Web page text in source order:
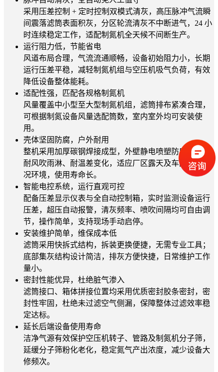
采用压差控制 + 定时控制双模式清灰，高压脉冲气流瞬
间震落滤筒表面积灰，分区轮流清灰不中断进气，24 小
时连续稳定工作，适配制氮机全天候不间断生产。
运行阻力低，节能省电
风道布局合理，气流流通顺畅，设备初始阻力小，长期
运行压差平稳，减轻制氮机组与空压机吸气负荷，有效
降低设备整体能耗。
适配性强，匹配各规格制氮机
风量覆盖中小型至大型制氮机组，滤筒排布紧凑合理，
可根据制氮设备风量选配筒数，室内室外均可安装使
用。
壳体坚固防腐，户外耐用
整机采用加厚碳钢焊接成型，外壁静电喷塑防腐防锈，
耐风吹雨淋、耐温差变化，适应厂区露天及车间恶劣工
况环境，使用寿命长。
智能电控系统，运行直观可控
配备压差显示仪表与全自动控制箱，实时监测设备运行
压差，超压自动报警，清灰频率、喷吹间隔均可自由调
节，操作简单，支持现场手动启停。
安装维护简单，维保成本低
滤筒采用快拆式结构，拆装更换便捷，无需专业工具；
底部集灰结构设计简洁，排灰方便快捷，日常维护工作
量小。
密封性能优异，杜绝脏气渗入
滤筒接口、箱体拼接位置均采用优质密封胶条密封，密
封性牢固，杜绝未过滤空气侧漏，保障整体过滤效率稳
定达标。
延长后端设备使用寿命
洁净气源有效保护空压机转子、管路及制氮机分子筛，
延缓分子筛粉化老化，稳定氮气产出浓度，减少设备大
修频次。